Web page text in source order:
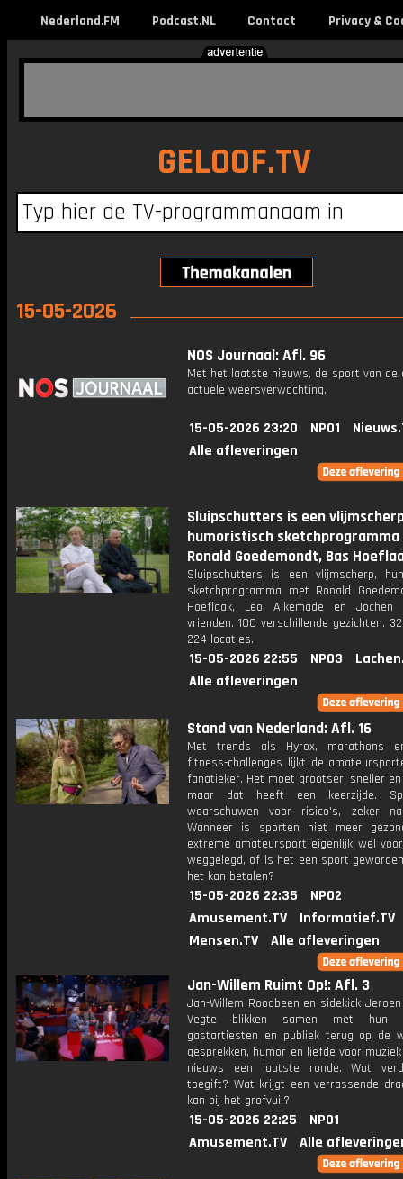
Nederland.FM Podcast.NL Contact Privacy &
GELOOF.TV
15-05-2026
NOS Journaal: Afl. 96
Met het laatste nieuws, de sport van de
actuele weersverwachting.
15-05-2026 23:20 NPO1
Alle afleveringen
Sluipschutters is een
humoristisch
Ronald Goedemondt, Bas
Sluipschutters is een vlijmscherp,
sketchprogramma met Ronald
Hoeflaak, Leo Alkemade en
vrienden. 100 verschillende gezichten.
224 locaties.
15-05-2026 22:55 NPO3
Alle afleveringen
Stand van Nederland: Afl. 16
Met trends als Hyrox, marathons
fitness-challenges lijkt de
fanatieker. Het moet grootser, sneller
maar dat heeft een keerzijde.
waarschuwen voor risico's, zeker
Wanneer is sporten niet meer
extreme amateursport eigenlijk wel
weggelegd, of is het een sport
het kan betalen?
15-05-2026 22:35
NPO2
Amusement.TV
Informatief.TV
Mensen.TV
Alle afleveringen
Jan-Willem Ruimt Op!: Afl. 3
Jan-Willem Roodbeen en sidekick
Vegte blikken samen met hun
gastartiesten en publiek terug op de
gesprekken, humor en liefde voor
nieuws een laatste ronde. Wat
toegift? Wat krijgt een verrassende
kan bij het grofvuil?
15-05-2026 22:25
NPO1
Amusement.TV
Alle